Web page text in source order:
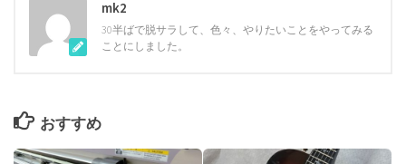
mk2
30半ばで脱サラして、色々、やりたいことをやってみる
ことにしました。
おすすめ